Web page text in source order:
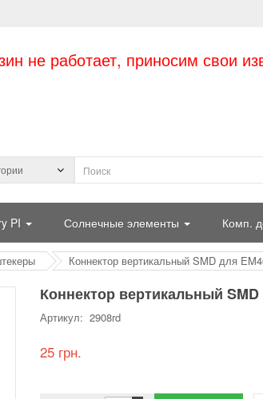
не работает, приносим свои
PI Солнечные элементы Комп.
Коннектор вертикальный SMD для
Коннектор вертикальный
Артикул: 2908rd
25 грн.